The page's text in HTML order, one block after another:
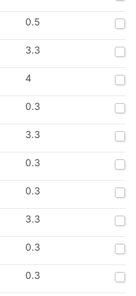
0.5
3.3
4
0.3
3.3
0.3
0.3
3.3
0.3
0.3